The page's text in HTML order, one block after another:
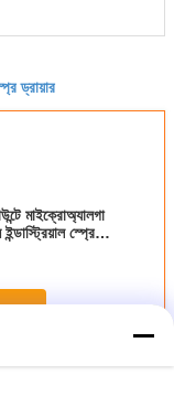
ড্রায়ার
মাইক্রোঅ্যালগা
স্প্রে